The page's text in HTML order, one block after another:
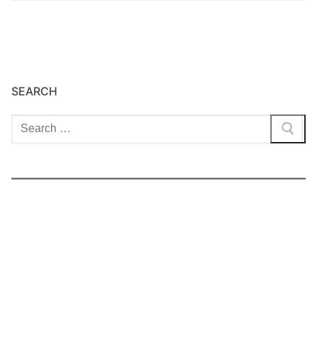
SEARCH
Cari: